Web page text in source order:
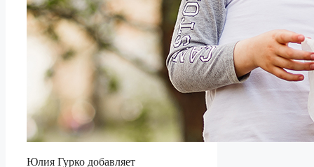
Юлия Гурко добавляет